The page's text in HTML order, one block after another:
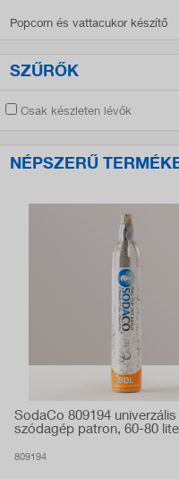
Popcorn és vattacukor készítő
SZŰRŐK
Csak készleten lévők
NÉPSZERŰ
SodaCo 809194 univerzális
szódagép patron, 60-80
809194